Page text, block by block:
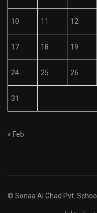
10 11 12
17 18 19
24 25 26
31
« Feb
© Sonaa Al Ghad Pvt. School